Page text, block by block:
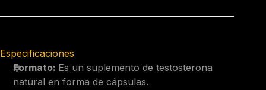
Especificaciones
Formato: Es un suplemento de testosterona
natural en forma de cápsulas.